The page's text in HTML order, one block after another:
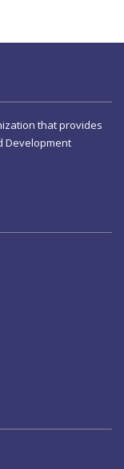
that provides
Development